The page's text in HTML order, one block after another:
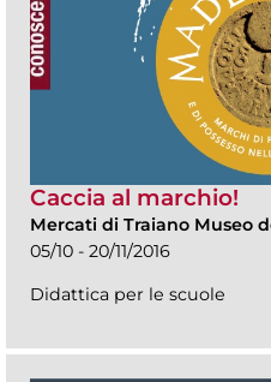
Caccia al marchio!
Mercati di Traiano Museo
05/10 - 20/11/2016
Didattica per le scuole